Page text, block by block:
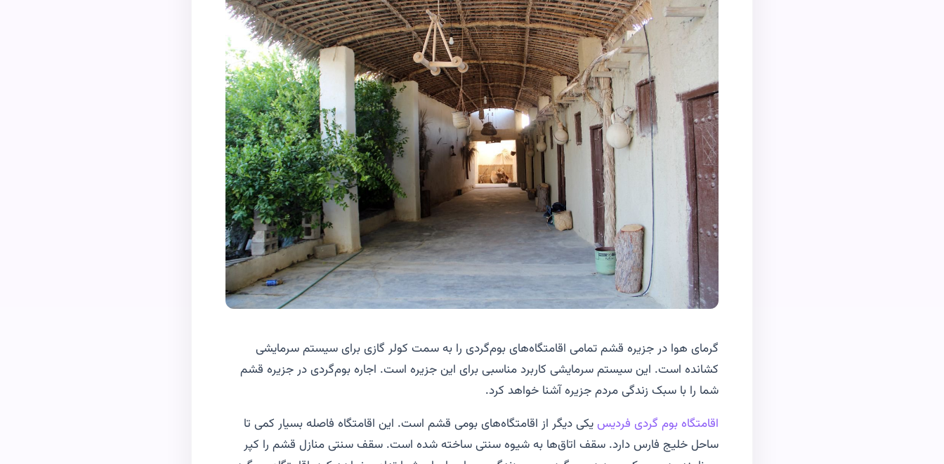
گرمای هوا در جزیره قشم تمامی اقامتگاه‌های بوم‌گردی را به سمت کولر گازی برای سیستم سرمایشی
کشانده است. این سیستم سرمایشی کاربرد مناسبی برای این جزیره است. اجاره بوم‌گردی در جزیره قشم
شما را با سبک زندگی مردم جزیره آشنا خواهد کرد.
اقامتگاه بوم ‌گردی فردیسیکی دیگر از اقامتگاه‌های بومی قشم است. این اقامتگاه فاصله بسیار کمی تا
ساحل خلیج فارس دارد. سقف اتاق‌ها به شیوه سنتی ساخته شده است. سقف سنتی منازل قشم را کپر